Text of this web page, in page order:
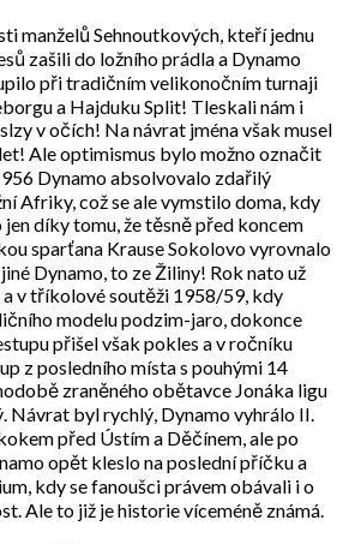
manželů Sehnoutkových, kteří jednu
zašili do ložního prádla a Dynamo
při tradičním velikonočním turnaji
a Hajduku Split! Tleskali nám i
v očích! Na návrat jména však musel
Ale optimismus bylo možno označit
Dynamo absolvovalo zdařilý
Afriky, což se ale vymstilo doma, kdy
díky tomu, že těsně před koncem
sparťana Krause Sokolovo vyrovnalo
Dynamo, to ze Žiliny! Rok nato už
v tříkolové soutěži 1958/59, kdy
modelu podzim-jaro, dokonce
přišel však pokles a v ročníku
z posledního místa s pouhými 14
zraněného obětavce Jonáka ligu
Návrat byl rychlý, Dynamo vyhrálo II.
před Ústím a Děčínem, ale po
opět kleslo na poslední příčku a
kdy se fanoušci právem obávali i o
Ale to již je historie víceméně známá.